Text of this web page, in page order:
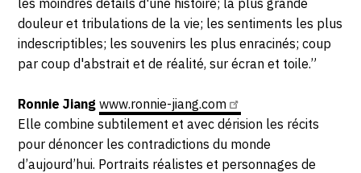
douleur et tribulations de la vie; les sentiments les plus
indescriptibles; les souvenirs les plus enracinés; coup
par coup d'abstrait et de réalité, sur écran et toile.”
Ronnie Jiangwww.ronnie-jiang.com
Elle combine subtilement et avec dérision les récits
pour dénoncer les contradictions du monde
d’aujourd’hui. Portraits réalistes et personnages de